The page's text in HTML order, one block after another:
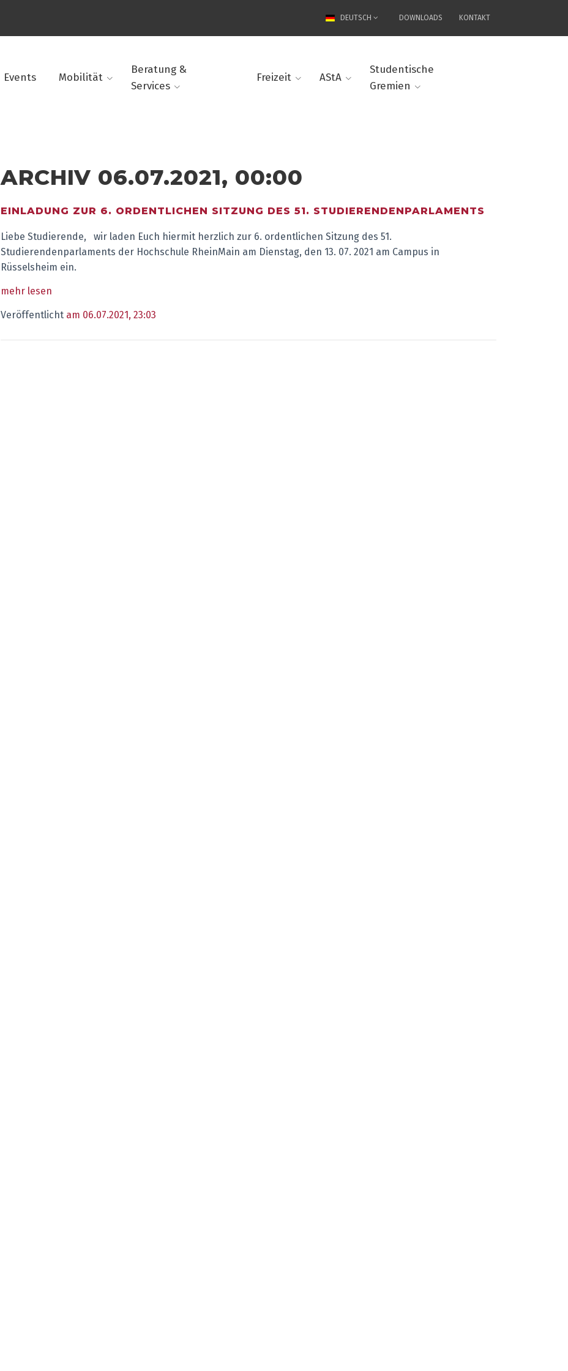
DEUTSCH DOWNLOADS KONTAKT
Events Mobilität
Beratung &
Services
Freizeit AStA
Studentische
Gremien
ARCHIV 06.07.2021, 00:00
EINLADUNG ZUR 6. ORDENTLICHEN SITZUNG DES 51. STUDIERENDENPARLAMENTS
Liebe Studierende, wir laden Euch hiermit herzlich zur 6. ordentlichen Sitzung des 51.
Studierendenparlaments der Hochschule RheinMain am Dienstag, den 13. 07. 2021 am Campus in
Rüsselsheim ein.
mehr lesen
Veröffentlicht am 06.07.2021, 23:03